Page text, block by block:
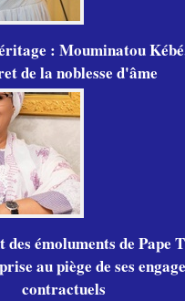
: Mouminatou
de la noblesse d'âme
des émoluments de Pape
au piège de ses
contractuels